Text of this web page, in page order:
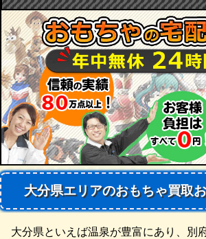
大分県エリアのおもちゃ買取
大分県といえば温泉が豊富にあり、別